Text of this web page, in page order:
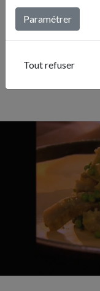
s'échapper et
Paramétrer
Tout refuser